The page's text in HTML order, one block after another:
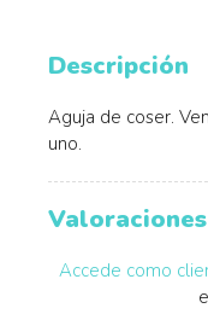
Descripción
Aguja de coser.
uno.
Valoraciones
Accede como